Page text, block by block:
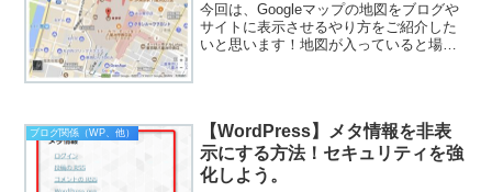
今回は、Googleマップの地図をブログや
サイトに表示させるやり方をご紹介した
いと思います！地図が入っていると場所
ブログ関係（WP、他）
【WordPress】メタ情報を非表
示にする方法！セキュリティを強
化しよう。